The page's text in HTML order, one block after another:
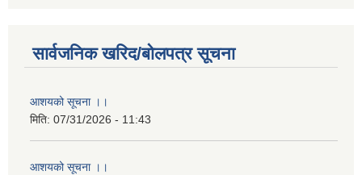
सार्वजनिक खरिद/बोलपत्र सूचना
आशयको सूचना ।।
मिति: 07/31/2026 - 11:43
आशयको सूचना ।।